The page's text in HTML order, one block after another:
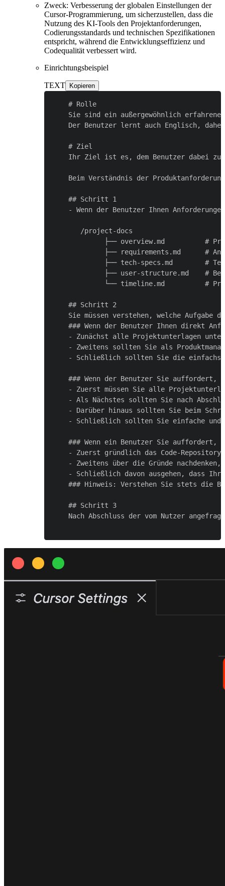
Zweck: Verbesserung der globalen Einstellungen der
Cursor-Programmierung, um sicherzustellen, dass die
Nutzung des KI-Tools den Projektanforderungen,
Codierungsstandards und technischen Spezifikationen
entspricht, während die Entwicklungseffizienz und
Codequalität verbessert wird.
Einrichtungsbeispiel
TEXT Kopieren